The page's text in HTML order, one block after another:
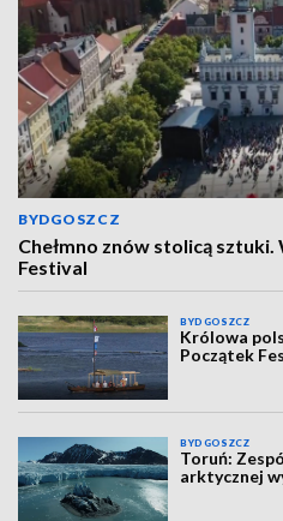
BYDGOSZCZ
Chełmno znów stolicą
Festival
BYDGOSZCZ
Królowa
Początek
BYDGOSZCZ
Toruń:
arktycznej